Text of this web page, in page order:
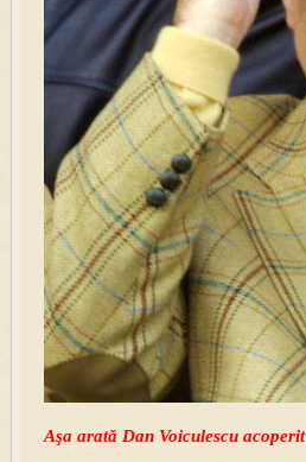
Aşa arată Dan Voiculescu acoperit